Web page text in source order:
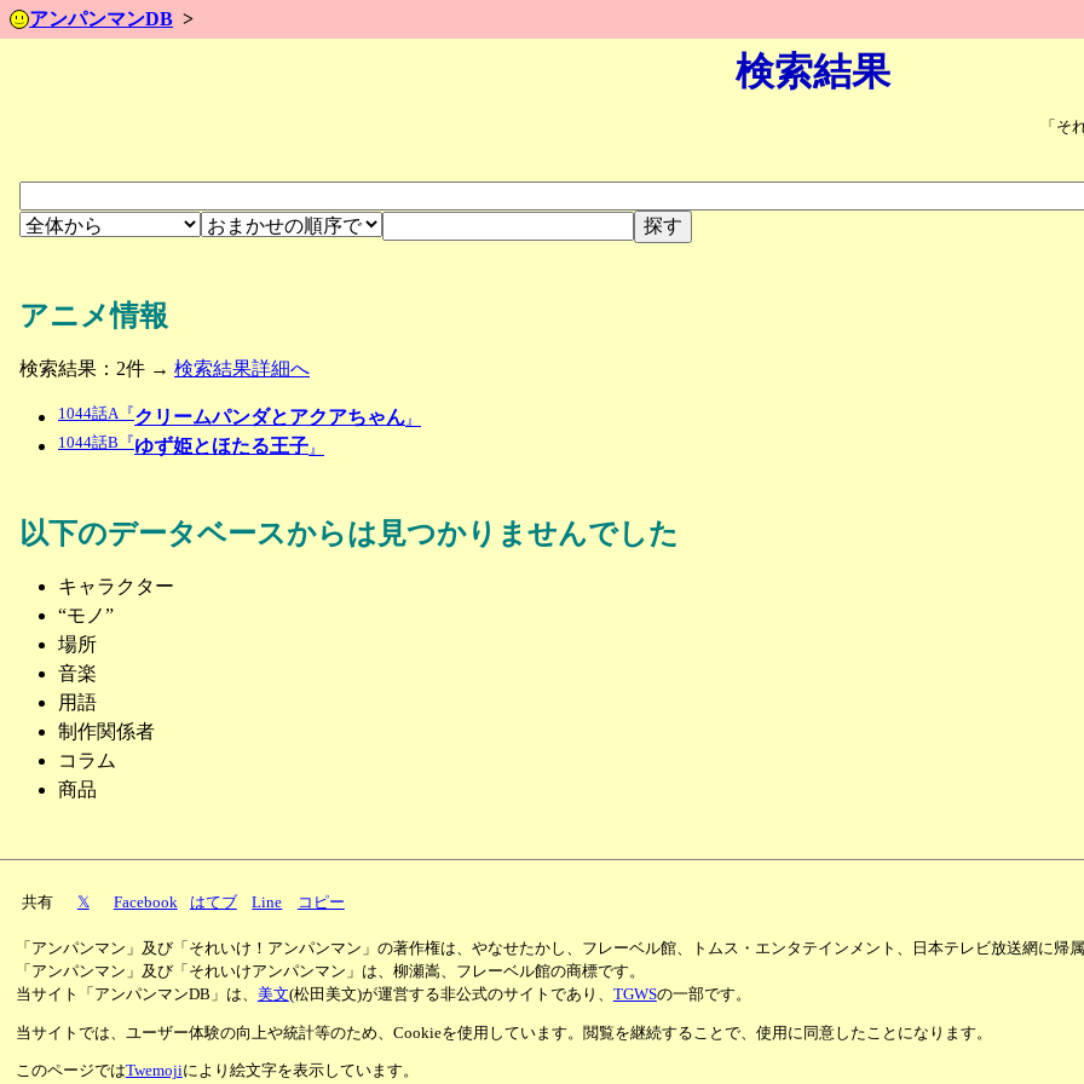
アンパンマンDB
検索結果
「そ
アニメ情報
検索結果：2件 → 検索結果詳細へ
1044話A『 クリームパンダとアクアちゃん』
1044話B『 ゆず姫とほたる王子』
以下のデータベースからは見つかりませんでした
キャラクター
“モノ”
場所
音楽
用語
制作関係者
コラム
商品
共有 𝕏 Facebook はてブ Line コピー
「アンパンマン」及び「それいけ！アンパンマン」の著作権は、やなせたかし、フレーベル館、トムス・エンタテインメント、日本テレビ放送網に帰属
「アンパンマン」及び「それいけアンパンマン」は、柳瀬嵩、フレーベル館の商標です。
当サイト「アンパンマンDB」は、 美文(松田美文)が運営する非公式のサイトであり、 TGWSの一部です。
当サイトでは、ユーザー体験の向上や統計等のため、Cookieを使用しています。閲覧を継続することで、使用に同意したことになります。
このページではTwemojiにより絵文字を表示しています。